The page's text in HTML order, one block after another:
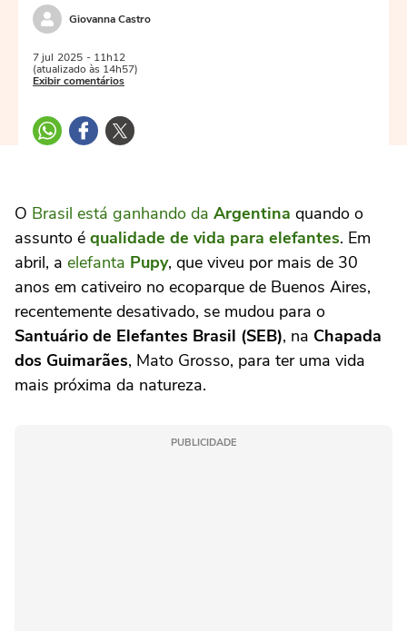
Giovanna Castro
7 jul 2025 - 11h12
(atualizado às 14h57)
Exibir comentários
O Brasil está ganhando da Argentina quando o
assunto é qualidade de vida para elefantes. Em
abril, a elefanta Pupy, que viveu por mais de 30
anos em cativeiro no ecoparque de Buenos Aires,
recentemente desativado, se mudou para o
Santuário de Elefantes Brasil (SEB), na Chapada
dos Guimarães, Mato Grosso, para ter uma vida
mais próxima da natureza.
PUBLICIDADE